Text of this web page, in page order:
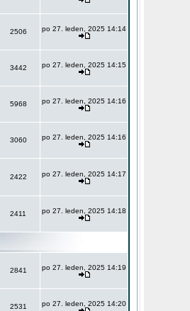
2506 po 27. leden, 2025 14:14
3442 po 27. leden, 2025 14:15
5968 po 27. leden, 2025 14:16
3060 po 27. leden, 2025 14:16
2422 po 27. leden, 2025 14:17
2411 po 27. leden, 2025 14:18
2841 po 27. leden, 2025 14:19
2531 po 27. leden, 2025 14:20